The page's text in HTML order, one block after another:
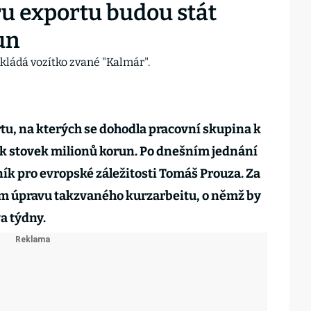
exportu budou stát
na kterých se dohodla pracovní skupina k
stovek milionů korun. Po dnešním jednání
pro evropské záležitosti Tomáš Prouza. Za
úpravu takzvaného kurzarbeitu, o němž by
týdny.